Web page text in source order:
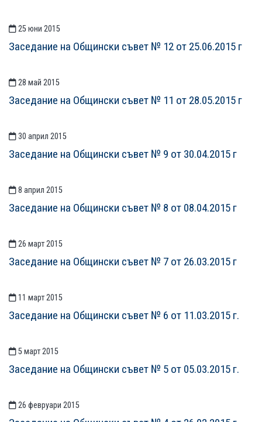
25 юни 2015
Заседание на Общински съвет № 12 от 25.06.2015 г
28 май 2015
Заседание на Общински съвет № 11 от 28.05.2015 г
30 април 2015
Заседание на Общински съвет № 9 от 30.04.2015 г
8 април 2015
Заседание на Общински съвет № 8 от 08.04.2015 г
26 март 2015
Заседание на Общински съвет № 7 от 26.03.2015 г
11 март 2015
Заседание на Общински съвет № 6 от 11.03.2015 г.
5 март 2015
Заседание на Общински съвет № 5 от 05.03.2015 г.
26 февруари 2015